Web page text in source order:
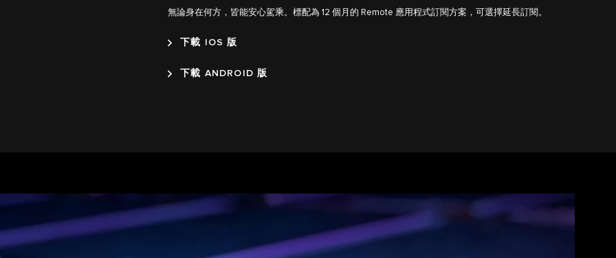
無論身在何方，皆能安心駕乘。標配為 12 個月的 Remote 應用程式訂閱方案，可選擇延長訂閱。
下載 IOS 版
下載 ANDROID 版